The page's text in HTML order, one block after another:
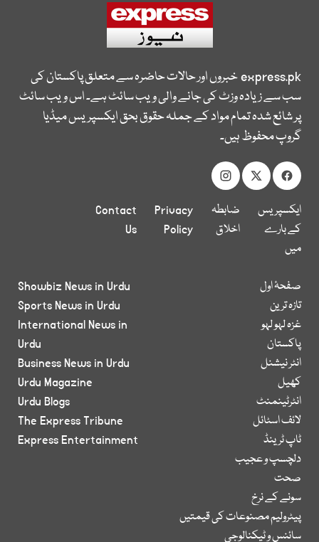
express.pkخبروں اور حالات حاضرہ سے متعلق پاکستان کی
سب سے زیادہ وزٹ کی جانے والی ویب سائٹ ہے۔ اس ویب سائٹ
پر شائع شدہ تمام مواد کے جملہ حقوق بحق ایکسپریس میڈیا
گروپ محفوظ ہیں۔
ایکسپریس
کے بارے
میں
ضابطہ
اخلاق
Privacy
Policy
Contact
Us
صفحۂ اول
تازہ ترین
غزہ لہو لہو
پاکستان
انٹر نیشنل
کھیل
انٹرٹینمنٹ
لائف اسٹائل
ٹاپ ٹرینڈ
دلچسپ و عجیب
صحت
سونے کے نرخ
پیٹرولیم مصنوعات کی قیمتیں
سائنس و ٹیکنالوجی
Showbiz News in Urdu
Sports News in Urdu
International News in
Urdu
Business News in Urdu
Urdu Magazine
Urdu Blogs
The Express Tribune
Express Entertainment